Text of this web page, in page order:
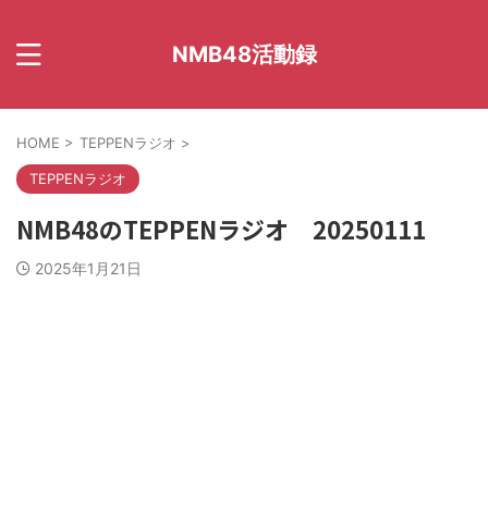
NMB48活動録
HOME > TEPPENラジオ >
TEPPENラジオ
NMB48のTEPPENラジオ 20250111
2025年1月21日